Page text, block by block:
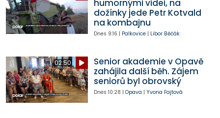
humornými videi, na
dožínky jede Petr Kotvald
na kombajnu
Dnes 9:16 | Palkovice| Libor Běčák
02:50
Senior akademie v Opavě
zahájila další běh. Zájem
seniorů byl obrovský
Dnes 10:28 | Opava | Yvona Fajtová